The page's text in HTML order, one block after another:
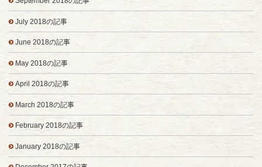
July 2018の記事
June 2018の記事
May 2018の記事
April 2018の記事
March 2018の記事
February 2018の記事
January 2018の記事